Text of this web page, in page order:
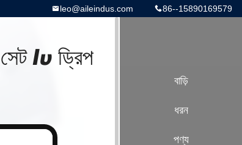
86--15890169579
leo@aileindus.com
Iv ড্রিপ
বাড়ি
ধরন
পণ্য